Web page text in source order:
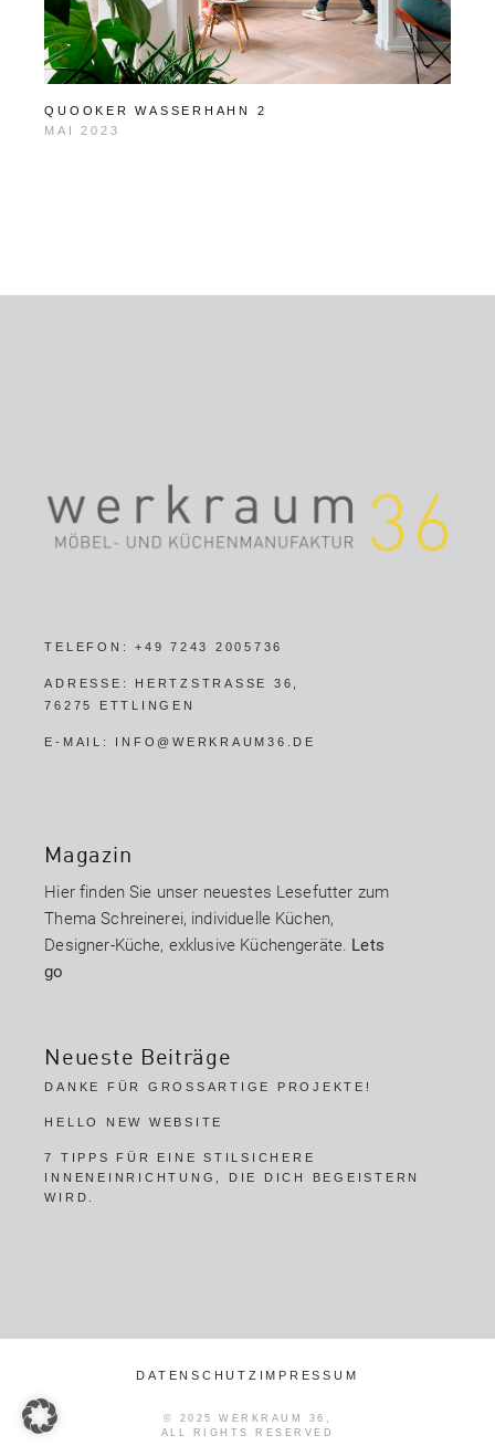
QUOOKER WASSERHAHN 2
MAI 2023
TELEFON:+49 7243 2005736
ADRESSE:
HERTZSTRASSE 36,
76275 ETTLINGEN
E-MAIL: INFO@WERKRAUM36.DE
Magazin
Hier finden Sie unser neuestes Lesefutter zum
Thema Schreinerei, individuelle Küchen,
Designer-Küche, exklusive Küchengeräte. Lets
go
Neueste Beiträge
DANKE FÜR GROSSARTIGE PROJEKTE!
HELLO NEW WEBSITE
7 TIPPS FÜR EINE STILSICHERE
INNENEINRICHTUNG, DIE DICH BEGEISTERN
WIRD.
DATENSCHUTZ IMPRESSUM
© 2025WERKRAUM 36 ,
ALL RIGHTS RESERVED